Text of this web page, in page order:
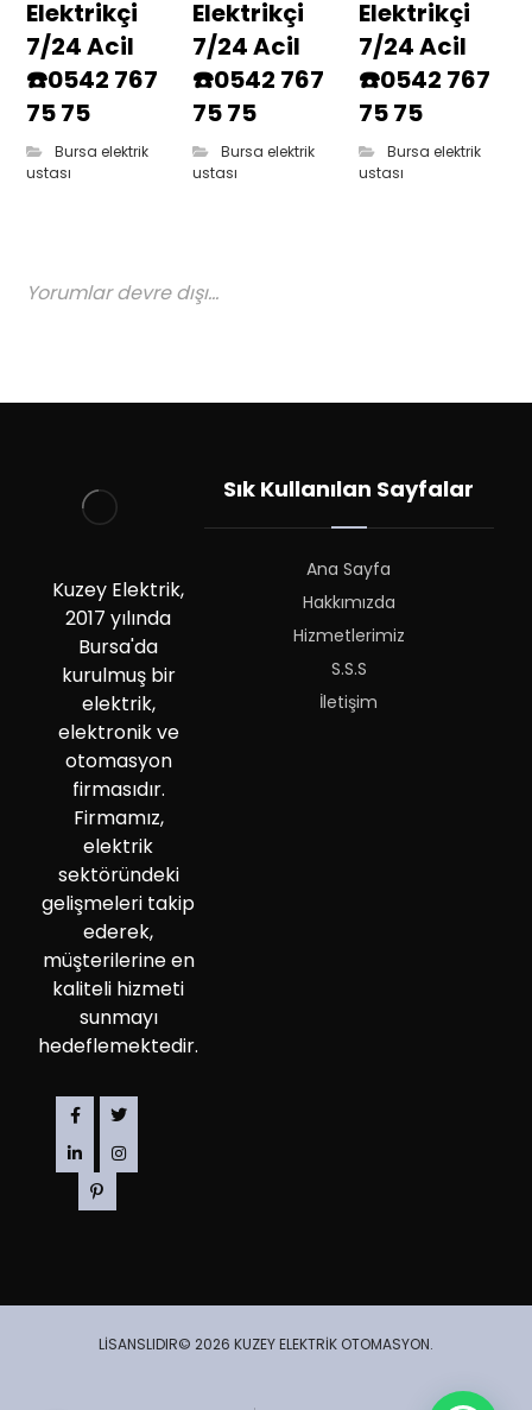
Elektrikçi
7/24 Acil
☎️0542 767
75 75
Bursa elektrik
ustası
Elektrikçi
7/24 Acil
☎️0542 767
75 75
Bursa elektrik
ustası
Elektrikçi
7/24 Acil
☎️0542 767
75 75
Bursa elektrik
ustası
Yorumlar devre dışı...
Kuzey Elektrik,
2017 yılında
Bursa'da
kurulmuş bir
elektrik,
elektronik ve
otomasyon
firmasıdır.
Firmamız,
elektrik
sektöründeki
gelişmeleri takip
ederek,
müşterilerine en
kaliteli hizmeti
sunmayı
hedeflemektedir.
Sık Kullanılan Sayfalar
Ana Sayfa
Hakkımızda
Hizmetlerimiz
S.S.S
İletişim
LİSANSLIDIR© 2026 KUZEY ELEKTRİK OTOMASYON.